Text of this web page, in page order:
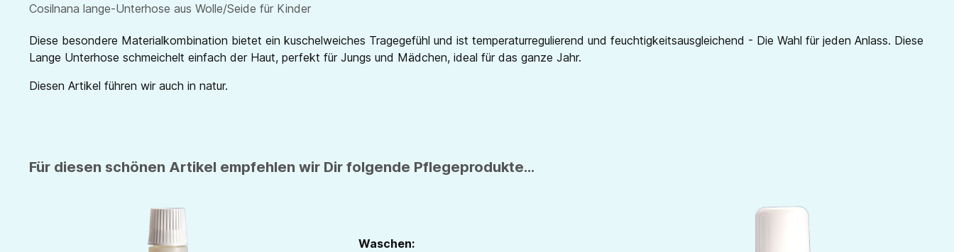
Cosilnana lange-Unterhose aus Wolle/Seide für Kinder
Diese besondere Materialkombination bietet ein kuschelweiches Tragegefühl und ist temperaturregulierend und feuchtigkeitsausgleichend - Die Wahl für jeden Anlass. Diese
Lange Unterhose schmeichelt einfach der Haut, perfekt für Jungs und Mädchen, ideal für das ganze Jahr.
Diesen Artikel führen wir auch in natur.
Für diesen schönen Artikel empfehlen wir Dir folgende Pflegeprodukte...
Waschen: